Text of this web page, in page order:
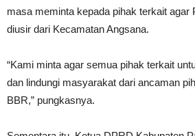
masa meminta kepada pihak terkait agar
diusir dari Kecamatan Angsana.
“Kami minta agar semua pihak terkait
dan lindungi masyarakat dari ancaman
BBR,” pungkasnya.